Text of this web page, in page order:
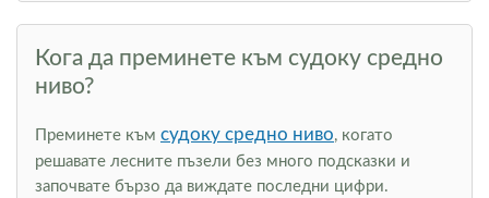
Кога да преминете към судоку средно
ниво?
Преминете към судоку средно ниво, когато
решавате лесните пъзели без много подсказки и
започвате бързо да виждате последни цифри.